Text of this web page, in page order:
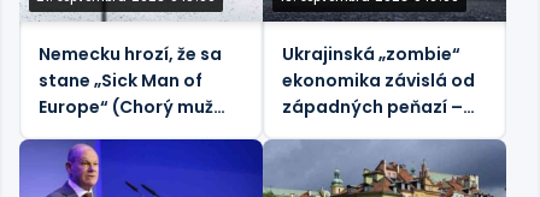
Nemecku hrozí, že sa
stane „Sick Man of
Europe“ (Chorý muž
Európy) – Deutsche
Bank
Ukrajinská „zombie“
ekonomika závislá od
západných peňazí –
bývalý premiér